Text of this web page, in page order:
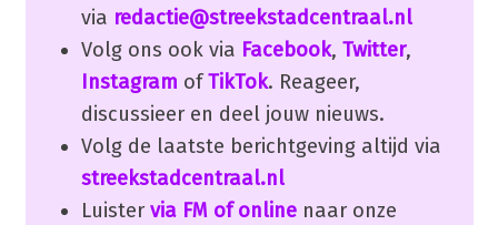
via redactie@streekstadcentraal.nl
Volg ons ook via Facebook, Twitter,
Instagram ofTikTok. Reageer,
discussieer en deel jouw nieuws.
Volg de laatste berichtgeving altijd via
streekstadcentraal.nl
Luister via FM of onlinenaar onze